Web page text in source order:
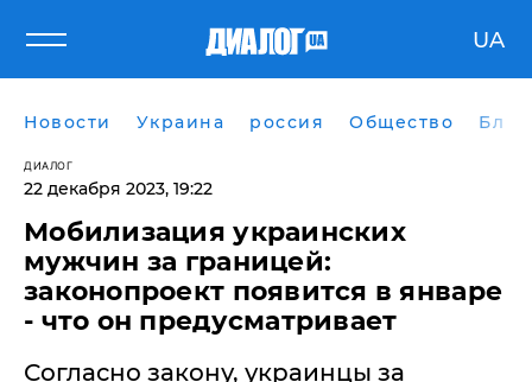
UA
Новости Украина россия Общество
ДИАЛОГ
22 декабря 2023, 19:22
Мобилизация украинских
мужчин за границей:
законопроект появится в январе
- что он предусматривает
Согласно закону, украинцы за